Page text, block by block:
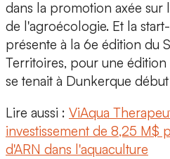
dans la promotion axée sur
de l'agroécologie. Et la
présente à la 6e édition du
Territoires, pour une
se tenait à Dunkerque
Lire aussi : ViAqua
investissement de 8,25 M$
d'ARN dans l'aquaculture